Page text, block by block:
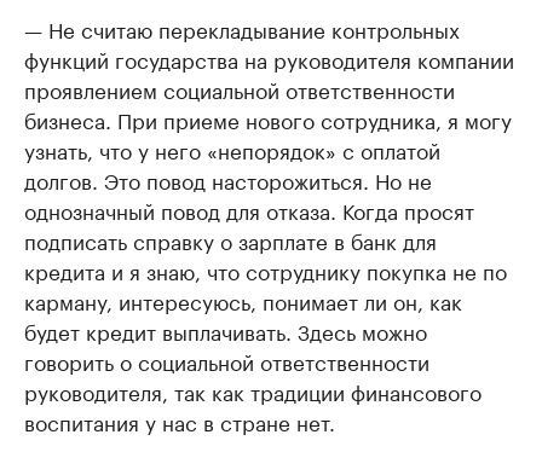
— Не считаю перекладывание контрольных
функций государства на руководителя компании
проявлением социальной ответственности
бизнеса. При приеме нового сотрудника, я могу
узнать, что у него «непорядок» с оплатой
долгов. Это повод насторожиться. Но не
однозначный повод для отказа. Когда просят
подписать справку о зарплате в банк для
кредита и я знаю, что сотруднику покупка не по
карману, интересуюсь, понимает ли он, как
будет кредит выплачивать. Здесь можно
говорить о социальной ответственности
руководителя, так как традиции финансового
воспитания у нас в стране нет.